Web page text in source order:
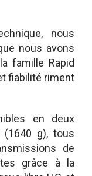
nous
nous avons
famille Rapid
fiabilité riment
en deux
g), tous
de
grâce à la